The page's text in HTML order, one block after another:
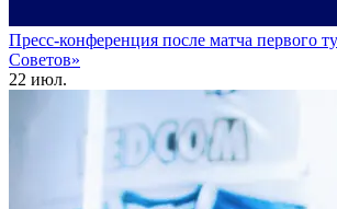
Пресс-конференция после матча первого
Советов»
22 июл.